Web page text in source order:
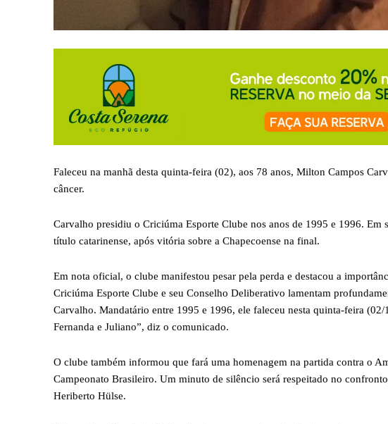
Faleceu na manhã desta quinta-feira (02), aos 78 anos, Milton Campos
câncer.
Carvalho presidiu o Criciúma Esporte Clube nos anos de 1995 e 1996.
título catarinense, após vitória sobre a Chapecoense na final.
Em nota oficial, o clube manifestou pesar pela perda e destacou a
Criciúma Esporte Clube e seu Conselho Deliberativo lamentam
Carvalho. Mandatário entre 1995 e 1996, ele faleceu nesta quinta-feira
Fernanda e Juliano”, diz o comunicado.
O clube também informou que fará uma homenagem na partida contra o
Campeonato Brasileiro. Um minuto de silêncio será respeitado no
Heriberto Hülse.